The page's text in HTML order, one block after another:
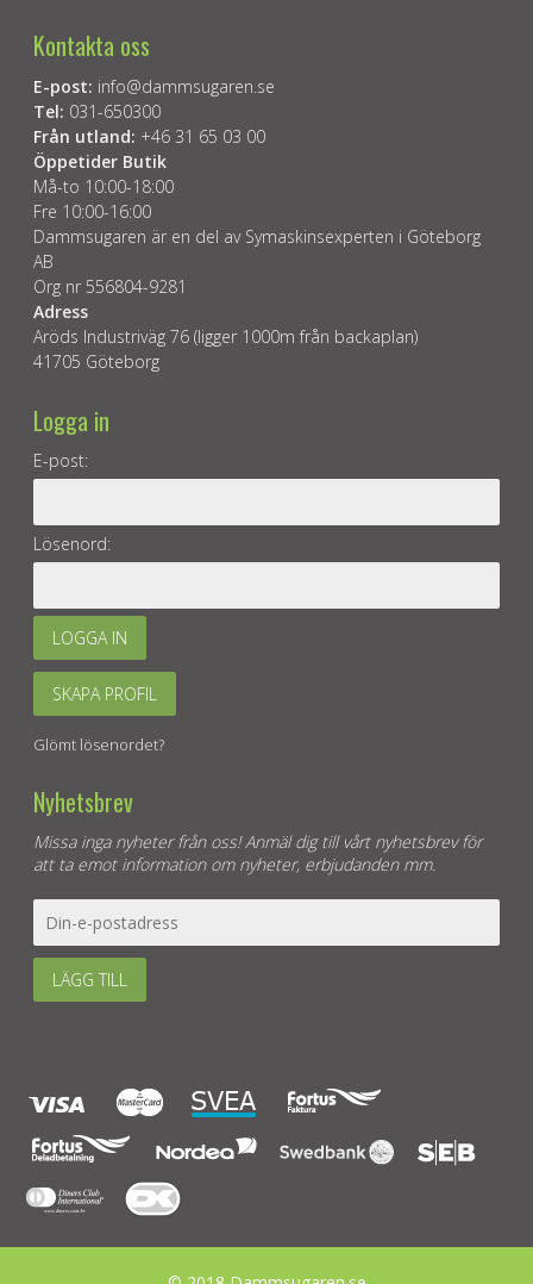
Kontakta oss
E-post: info@dammsugaren.se
Tel: 031-650300
Från utland: +46 31 65 03 00
Öppetider Butik
Må-to 10:00-18:00
Fre 10:00-16:00
Dammsugaren är en del av Symaskinsexperten i Göteborg
AB
Org nr 556804-9281
Adress
Aröds Industriväg 76 (ligger 1000m från backaplan)
41705 Göteborg
Logga in
E-post:
Lösenord:
LOGGA IN
SKAPA PROFIL
Glömt lösenordet?
Nyhetsbrev
Missa inga nyheter från oss! Anmäl dig till vårt nyhetsbrev för
att ta emot information om nyheter, erbjudanden mm.
LÄGG TILL